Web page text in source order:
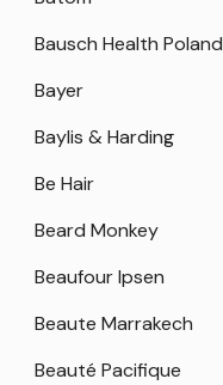
Bausch Health Poland
Bayer
Baylis & Harding
Be Hair
Beard Monkey
Beaufour Ipsen
Beaute Marrakech
Beauté Pacifique